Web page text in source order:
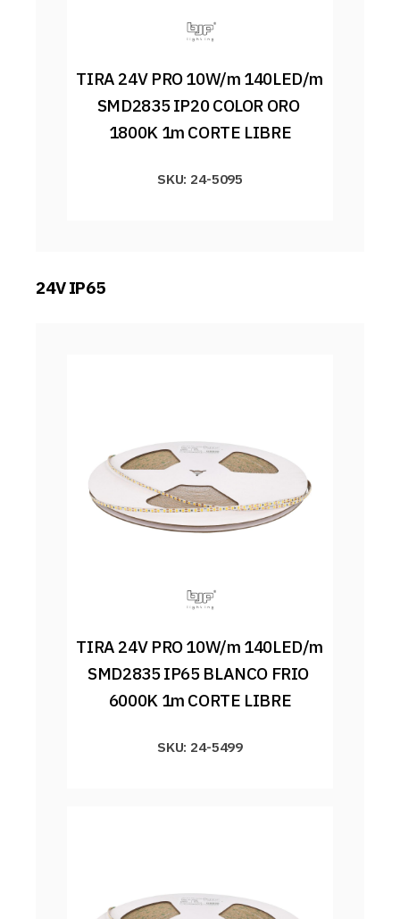
TIRA 24V PRO 10W/m 140LED/m
SMD2835 IP20 COLOR ORO
1800K 1m CORTE LIBRE
SKU: 24-5095
24V IP65
TIRA 24V PRO 10W/m 140LED/m
SMD2835 IP65 BLANCO FRIO
6000K 1m CORTE LIBRE
SKU: 24-5499